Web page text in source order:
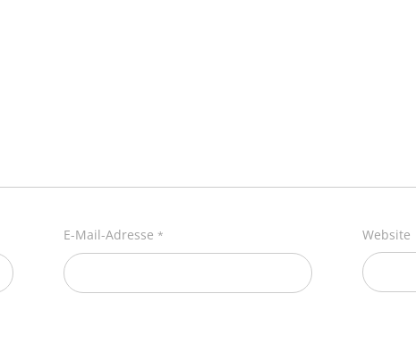
E-Mail-Adresse * Website